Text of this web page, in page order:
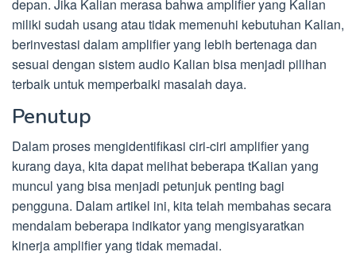
depan. Jika Kalian merasa bahwa amplifier yang Kalian
miliki sudah usang atau tidak memenuhi kebutuhan Kalian,
berinvestasi dalam amplifier yang lebih bertenaga dan
sesuai dengan sistem audio Kalian bisa menjadi pilihan
terbaik untuk memperbaiki masalah daya.
Penutup
Dalam proses mengidentifikasi ciri-ciri amplifier yang
kurang daya, kita dapat melihat beberapa tKalian yang
muncul yang bisa menjadi petunjuk penting bagi
pengguna. Dalam artikel ini, kita telah membahas secara
mendalam beberapa indikator yang mengisyaratkan
kinerja amplifier yang tidak memadai.